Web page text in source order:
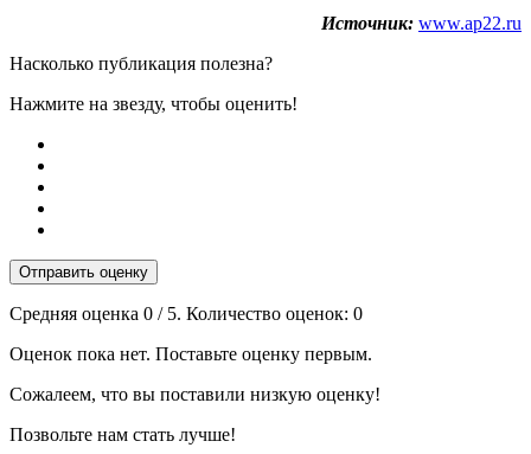
Источник: www.ap22.ru
Насколько публикация полезна?
Нажмите на звезду, чтобы оценить!
Отправить оценку
Средняя оценка 0 / 5. Количество оценок: 0
Оценок пока нет. Поставьте оценку первым.
Сожалеем, что вы поставили низкую оценку!
Позвольте нам стать лучше!